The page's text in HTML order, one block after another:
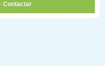
- Contactar